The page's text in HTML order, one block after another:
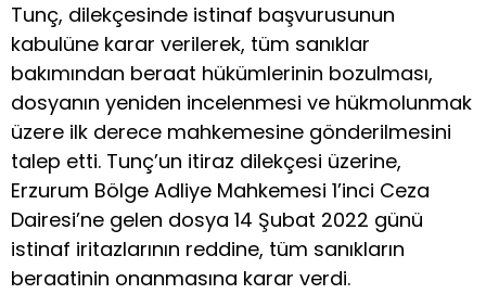
Tunç, dilekçesinde istinaf başvurusunun
kabulüne karar verilerek, tüm sanıklar
bakımından beraat hükümlerinin bozulması,
dosyanın yeniden incelenmesi ve hükmolunmak
üzere ilk derece mahkemesine gönderilmesini
talep etti. Tunç’un itiraz dilekçesi üzerine,
Erzurum Bölge Adliye Mahkemesi 1’inci Ceza
Dairesi’ne gelen dosya 14 Şubat 2022 günü
istinaf iritazlarının reddine, tüm sanıkların
beraatinin onanmasına karar verdi.